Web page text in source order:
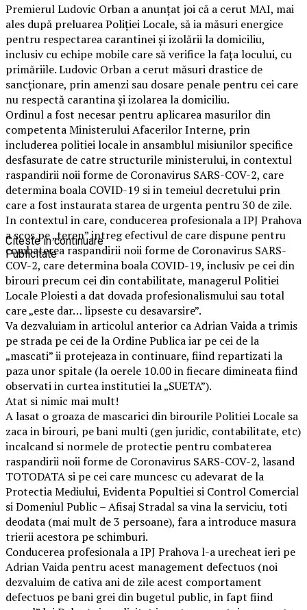
Premierul Ludovic Orban a anunțat joi că a cerut MAI, mai
ales după preluarea Poliției Locale, să ia măsuri energice
pentru respectarea carantinei și izolării la domiciliu,
inclusiv cu echipe mobile care să verifice la fața locului, cu
primăriile. Ludovic Orban a cerut măsuri drastice de
sancționare, prin amenzi sau dosare penale pentru cei care
nu respectă carantina și izolarea la domiciliu.
Ordinul a fost necesar pentru aplicarea masurilor din
competenta Ministerului Afacerilor Interne, prin
includerea politiei locale in ansamblul misiunilor specifice
desfasurate de catre structurile ministerului, in contextul
raspandirii noii forme de Coronavirus SARS-COV-2, care
determina boala COVID-19 si in temeiul decretului prin
care a fost instaurata starea de urgenta pentru 30 de zile.
In contextul in care, conducerea profesionala a IPJ Prahova
a scos pe „teren” intreg efectivul de care dispune pentru
combaterea raspandirii noii forme de Coronavirus SARS-
COV-2, care determina boala COVID-19, inclusiv pe cei din
birouri precum cei din contabilitate, managerul Politiei
Locale Ploiesti a dat dovada profesionalismului sau total
care „este dar… lipseste cu desavarsire”.
Va dezvaluiam in articolul anterior ca Adrian Vaida a trimis
pe strada pe cei de la Ordine Publica iar pe cei de la
„mascati” ii protejeaza in continuare, fiind repartizati la
paza unor spitale (la oerele 10.00 in fiecare dimineata fiind
observati in curtea institutiei la „SUETA”).
Atat si nimic mai mult!
A lasat o groaza de mascarici din birourile Politiei Locale sa
zaca in birouri, pe bani multi (gen juridic, contabilitate, etc)
incalcand si normele de protectie pentru combaterea
raspandirii noii forme de Coronavirus SARS-COV-2, lasand
TOTODATA si pe cei care muncesc cu adevarat de la
Protectia Mediului, Evidenta Popultiei si Control Comercial
si Domeniul Public – Afisaj Stradal sa vina la serviciu, toti
deodata (mai mult de 3 persoane), fara a introduce masura
trierii acestora pe schimburi.
Conducerea profesionala a IPJ Prahova l-a urecheat ieri pe
Adrian Vaida pentru acest management defectuos (noi
dezvaluim de cativa ani de zile acest comportament
defectuos pe bani grei din bugetul public, in fapt fiind
Citeste in continuare
Publicitate